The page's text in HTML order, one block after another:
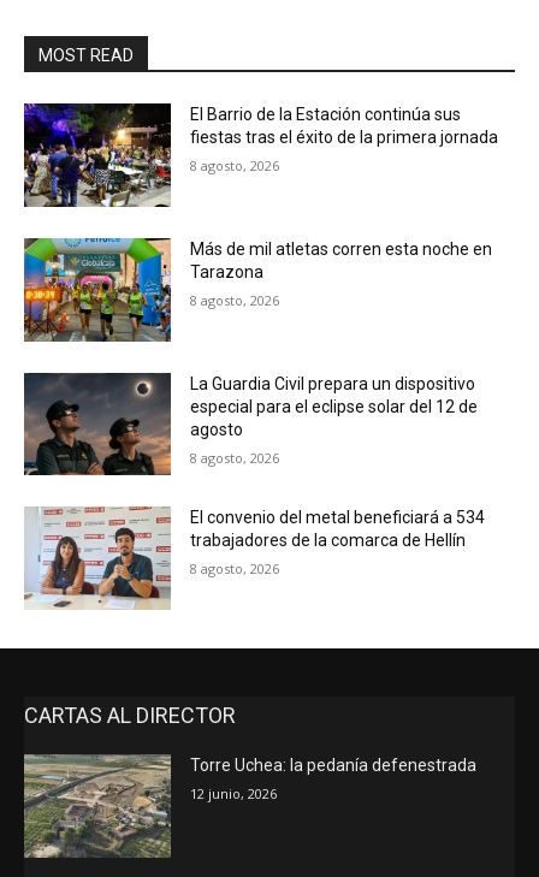
MOST READ
El Barrio de la Estación continúa sus
fiestas tras el éxito de la primera jornada
8 agosto, 2026
Más de mil atletas corren esta noche en
Tarazona
8 agosto, 2026
La Guardia Civil prepara un dispositivo
especial para el eclipse solar del 12 de
agosto
8 agosto, 2026
El convenio del metal beneficiará a 534
trabajadores de la comarca de Hellín
8 agosto, 2026
CARTAS AL DIRECTOR
Torre Uchea: la pedanía defenestrada
12 junio, 2026